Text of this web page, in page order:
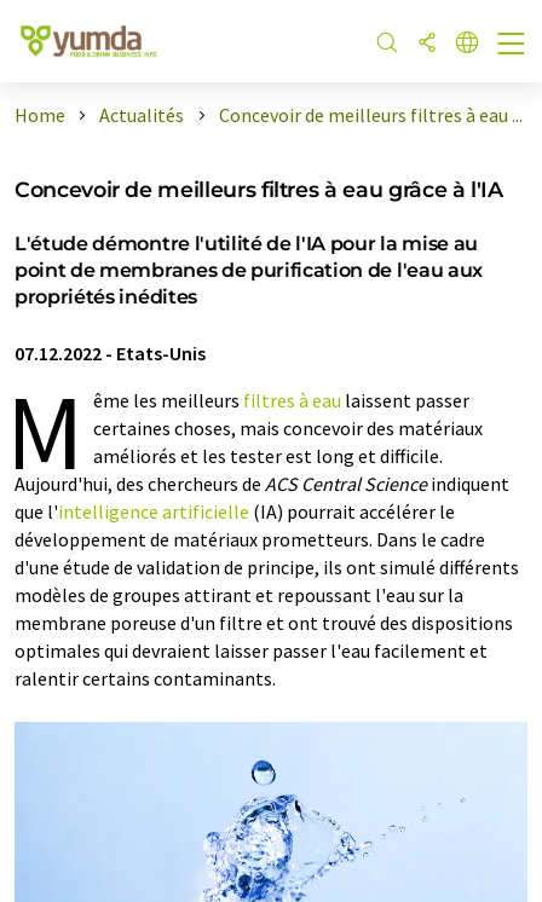
Home Actualités Concevoir de meilleurs filtres à eau ...
Concevoir de meilleurs filtres à eau grâce à l'IA
L'étude démontre l'utilité de l'IA pour la mise au
point de membranes de purification de l'eau aux
propriétés inédites
07.12.2022 - Etats-Unis
M ême les meilleurs filtres à eau laissent passer
certaines choses, mais concevoir des matériaux
améliorés et les tester est long et difficile.
Aujourd'hui, des chercheurs de ACS Central Scienceindiquent
que l'intelligence artificielle (IA) pourrait accélérer le
développement de matériaux prometteurs. Dans le cadre
d'une étude de validation de principe, ils ont simulé différents
modèles de groupes attirant et repoussant l'eau sur la
membrane poreuse d'un filtre et ont trouvé des dispositions
optimales qui devraient laisser passer l'eau facilement et
ralentir certains contaminants.